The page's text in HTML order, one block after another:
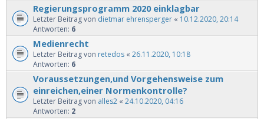
Regierungsprogramm 2020 einklagbar
Letzter Beitrag von dietmar ehrensperger « 10.12.2020, 20:14
Antworten: 6
Medienrecht
Letzter Beitrag von retedos « 26.11.2020, 10:18
Antworten: 6
Voraussetzungen,und Vorgehensweise zum
einreichen,einer Normenkontrolle?
Letzter Beitrag von alles2 « 24.10.2020, 04:16
Antworten: 2